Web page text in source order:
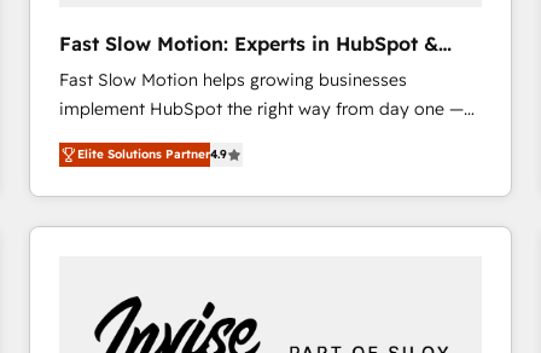
Fast Slow Motion: Experts in HubSpot &
Salesforce
Fast Slow Motion helps growing businesses
implement HubSpot the right way from day one —
with the flexibility to scale as complexity increases.
Highly certified in both HubSpot and Salesforce, we
bring deep experience in CRM implementation,
integrations, and data migration across modern
combines strong technical execution with real
business perspective. Many of our consultants have
Elite Solutions Partner4.9